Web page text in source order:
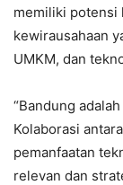
memiliki potensi
kewirausahaan
UMKM, dan
“Bandung
Kolaborasi
pemanfaatan
relevan dan